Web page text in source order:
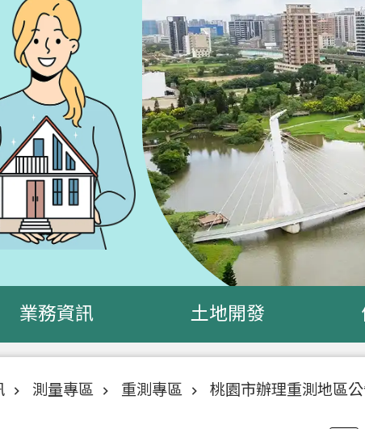
業務資訊 土地開發
測量專區 重測專區 桃園市辦理重測地區